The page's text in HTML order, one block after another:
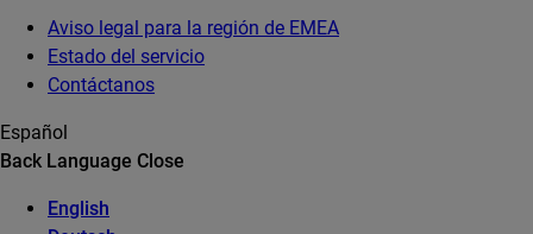
Aviso legal para la región de EMEA
Estado del servicio
Contáctanos
Español
Back Language Close
English